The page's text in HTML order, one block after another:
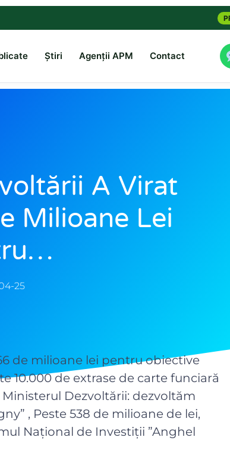
Știri Agenții APM Contact
A Virat
Milioane Lei
25
de milioane lei pentru obiective
10.000 de extrase de carte funciară
Dezvoltării: dezvoltăm
, Peste 538 de milioane de lei,
Național de Investiții ”Anghel